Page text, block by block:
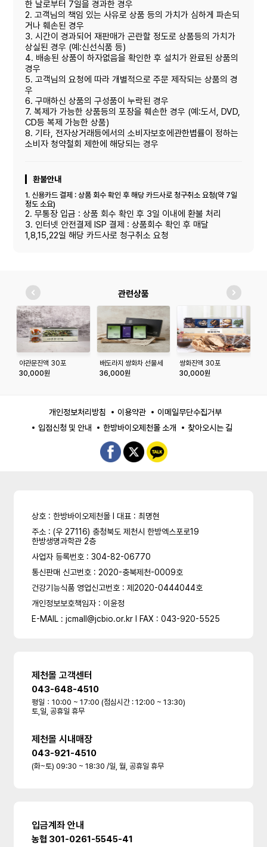
한 날로부터 7일을 경과한 경우
2. 고객님의 책임 있는 사유로 상품 등의 가치가 심하게 파손되
거나 훼손된 경우
3. 시간이 경과되어 재판매가 곤란할 정도로 상품등의 가치가
상실된 경우 (예:신선식품 등)
4. 배송된 상품이 하자없음을 확인한 후 설치가 완료된 상품의
경우
5. 고객님의 요청에 따라 개별적으로 주문 제작되는 상품의 경
우
6. 구매하신 상품의 구성품이 누락된 경우
7. 복제가 가능한 상품등의 포장을 훼손한 경우 (예:도서, DVD,
CD등 복제 가능한 상품)
8. 기타, 전자상거래등에서의 소비자보호에관한볍률이 정하는
소비자 청약철회 제한에 해당되는 경우
환불안내
1. 신용카드 결제 : 상품 회수 확인 후 해당 카드사로 청구취소 요청(약 7일
정도 소요)
2. 무통장 입금 : 상품 회수 확인 후 3일 이내에 환불 처리
3. 인터넷 안전결제 ISP 결제 : 상품회수 확인 후 매달
1,8,15,22일 해당 카드사로 청구취소 요청
관련상품
야관문진액 30포
30,000원
배도라지 쌍화차 선물세
트
36,000원
쌍화진액 30포
30,000원
개인정보처리방침 이용약관
이메일무단수집거부
입점신청 및 안내
한방바이오제천몰 소개 찾아오시는 길
상호 : 한방바이오제천몰 l 대표 : 최명현
주소 : (우 27116) 충청북도 제천시 한방엑스포로19
한방생명과학관 2층
사업자 등록번호 : 304-82-06770
통신판매 신고번호 : 2020-충북제천-0009호
건강기능식품 영업신고번호 : 제2020-0444044호
개인정보보호책임자 : 이윤정
E-MAIL : jcmall@jcbio.or.kr l FAX : 043-920-5525
제천몰 고객센터
043-648-4510
평일：10:00 ~ 17:00 (점심시간 : 12:00 ~ 13:30)
토,일, 공휴일 휴무
제천몰 시내매장
043-921-4510
(화~토) 09:30 ~ 18:30 /일, 월, 공휴일 휴무
입금계좌 안내
농협 301-0261-5545-41